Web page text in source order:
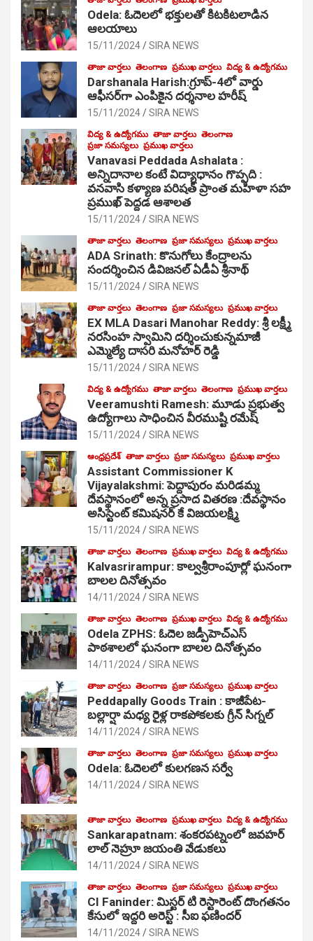
Odela: ఓదెల‌లో భక్తులతో కిటకిటలాడిన
ఆల‌యాలు
15/11/2024 SIRA NEWS
తాజా వార్తలు తెలంగాణ ప్రముఖ వార్తలు విద్య & ఉద్యోగము
Darshanala Harish:గ్రూప్-4లో వార్డు
ఆఫీసర్‌గా ఎంపికైన దర్శనాల హరీష్
15/11/2024 SIRA NEWS
విద్య & ఉద్యోగము తాజా వార్తలు తెలంగాణ
ప్రజా సమస్యలు ప్రముఖ వార్తలు
Vanavasi Peddada Ashalata :
అన్నిదానాల కంటే విద్యాధానం గొప్పది :
వనవాసి కళ్యాణ పరిషత్ ప్రాంత మహిళా సహ
ప్రముఖ్ పెద్దడ ఆశాలత
15/11/2024 SIRA NEWS
తాజా వార్తలు తెలంగాణ ప్రజా సమస్యలు ప్రముఖ వార్తలు
ADA Srinath: కొనుగోలు కేంద్రాల‌ను
సంద‌ర్శించిన డివిజనల్ ఏడీఏ శ్రీనాథ్
15/11/2024 SIRA NEWS
తాజా వార్తలు తెలంగాణ ప్రజా సమస్యలు ప్రముఖ వార్తలు
EX MLA Dasari Manohar Reddy: శ్రీ లక్ష్మీ
నరసింహ స్వామిని దర్శించుకున్నమాజీ
ఎమ్మెల్యే దాసరి మనోహర్ రెడ్డి
15/11/2024 SIRA NEWS
విద్య & ఉద్యోగము తాజా వార్తలు తెలంగాణ ప్రముఖ వార్తలు
Veeramushti Ramesh: మూడు ప్రభుత్వ
ఉద్యోగాలు సాధించిన వీరముష్టి రమేష్
15/11/2024 SIRA NEWS
ఆంధ్రప్రదేశ్ తాజా వార్తలు ప్రజా సమస్యలు ప్రముఖ వార్తలు
Assistant Commissioner K
Vijayalakshmi: పెద్దాపురం మరిడమ్మ
దేవస్థానంలో అన్న ప్రసాద వితరణ :దేవస్థానం
అసిస్టెంట్ కమిషనర్ కే విజయలక్ష్మి
15/11/2024 SIRA NEWS
తాజా వార్తలు తెలంగాణ ప్రముఖ వార్తలు విద్య & ఉద్యోగము
Kalvasrirampur: కాల్వశ్రీరాంపూర్లో ఘనంగా
బాలల దినోత్సవం
14/11/2024 SIRA NEWS
తాజా వార్తలు తెలంగాణ ప్రముఖ వార్తలు విద్య & ఉద్యోగము
Odela ZPHS: ఓదెల జ‌డ్పీహెచ్ఎస్
పాఠ‌శాల‌లో ఘనంగా బాలల దినోత్సవం
14/11/2024 SIRA NEWS
తాజా వార్తలు తెలంగాణ ప్రజా సమస్యలు ప్రముఖ వార్తలు
Peddapally Goods Train : కాజీపేట-
బల్లార్షా మధ్య రైళ్ల రాకపోకలకు గ్రీన్ సిగ్నల్
14/11/2024 SIRA NEWS
తాజా వార్తలు తెలంగాణ ప్రజా సమస్యలు ప్రముఖ వార్తలు
Odela: ఓదెలలో కులగణన సర్వే
14/11/2024 SIRA NEWS
తాజా వార్తలు తెలంగాణ ప్రముఖ వార్తలు విద్య & ఉద్యోగము
Sankarapatnam: శంకరపట్నంలో జవహర్
లాల్ నెహ్రూ జయంతి వేడుకలు
14/11/2024 SIRA NEWS
తాజా వార్తలు తెలంగాణ ప్రజా సమస్యలు ప్రముఖ వార్తలు
CI Faninder: మిస్టర్ టి రెస్టారెంట్ దొంగతనం
కేసులో ఇద్దరి అరెస్ట్ : సీఐ ఫణిందర్
14/11/2024 SIRA NEWS